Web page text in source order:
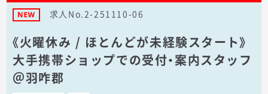
求人No.2-251110-06
《火曜休み / ほとんどが未経験スタート》
大手携帯ショップでの受付・案内スタッフ
＠羽咋郡